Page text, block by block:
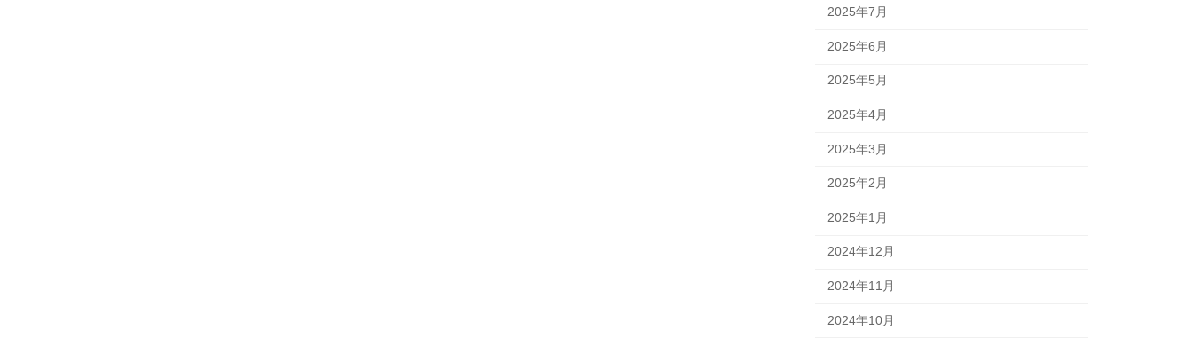
2025年7月
2025年6月
2025年5月
2025年4月
2025年3月
2025年2月
2025年1月
2024年12月
2024年11月
2024年10月